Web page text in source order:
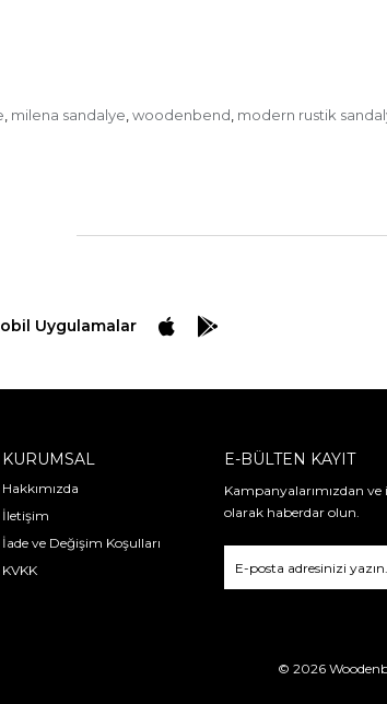
, milena sandalye, woodenbend, modern rustik
Uygulamalar
KURUMSAL
Hakkımızda
İletişim
İade ve Değişim Koşulları
KVKK
E-BÜLTEN KAYIT
Kampanyalarımızdan
olarak haberdar olun.
© 2026